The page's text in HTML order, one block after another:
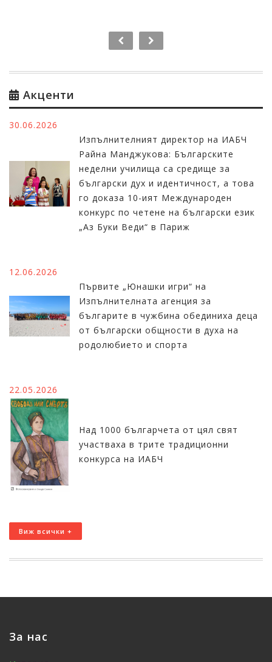
Акценти
30.06.2026
Изпълнителният директор на ИАБЧ
Райна Манджукова: Българските
неделни училища са средище за
български дух и идентичност, а това
го доказа 10-ият Международен
конкурс по четене на български език
„Аз Буки Веди“ в Париж
12.06.2026
Първите „Юнашки игри“ на
Изпълнителната агенция за
българите в чужбина обединиха деца
от български общности в духа на
родолюбието и спорта
22.05.2026
Над 1000 българчета от цял свят
участваха в трите традиционни
конкурса на ИАБЧ
Виж всички +
За нас